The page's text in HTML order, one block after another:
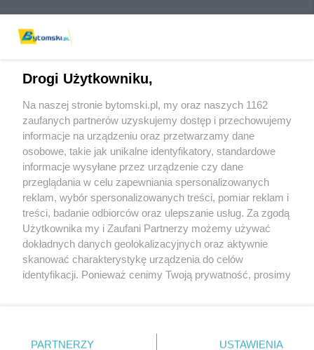
Wydawca mediów lokalnych
Nie zapomnij
zapoznać się z:
polityką prywatności regulamin korzystania z portali
Twojemiasto
Piekary Śląskie
Chorzów
Tarnowskie Góry
Gliwice
Skontaktuj sięz nami
Kontakt
Wydawca
Pogoda
Drogi Użytkowniku,
Na naszej stronie bytomski.pl, my oraz naszych 1162
zaufanych partnerów uzyskujemy dostęp i przechowujemy
informacje na urządzeniu oraz przetwarzamy dane
osobowe, takie jak unikalne identyfikatory, standardowe
informacje wysyłane przez urządzenie czy dane
przeglądania w celu zapewniania spersonalizowanych
reklam, wybór spersonalizowanych treści, pomiar reklam i
treści, badanie odbiorców oraz ulepszanie usług. Za zgodą
Użytkownika my i Zaufani Partnerzy możemy używać
dokładnych danych geolokalizacyjnych oraz aktywnie
skanować charakterystykę urządzenia do celów
identyfikacji. Ponieważ cenimy Twoją prywatność, prosimy
prywatności znajdujący się w lewym dolnym rogu strony
PARTNERZY USTAWIENIA